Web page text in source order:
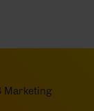
Marketing